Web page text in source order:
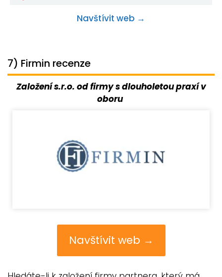
Navštívit web →
7) Firmin recenze
Založení s.r.o. od firmy s dlouholetou praxí v
oboru
Navštívit web →